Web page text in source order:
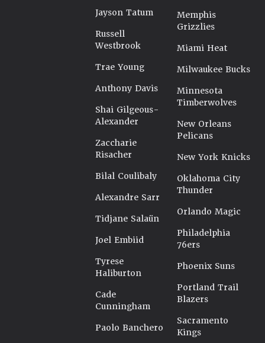
Jayson Tatum
Russell
Westbrook
Trae Young
Anthony Davis
Shai Gilgeous-
Alexander
Zaccharie
Risacher
Bilal Coulibaly
Alexandre Sarr
Tidjane Salaün
Joel Embiid
Tyrese
Haliburton
Cade
Cunningham
Paolo Banchero
Memphis
Grizzlies
Miami Heat
Milwaukee Bucks
Minnesota
Timberwolves
New Orleans
Pelicans
New York Knicks
Oklahoma City
Thunder
Orlando Magic
Philadelphia
76ers
Phoenix Suns
Portland Trail
Blazers
Sacramento
Kings